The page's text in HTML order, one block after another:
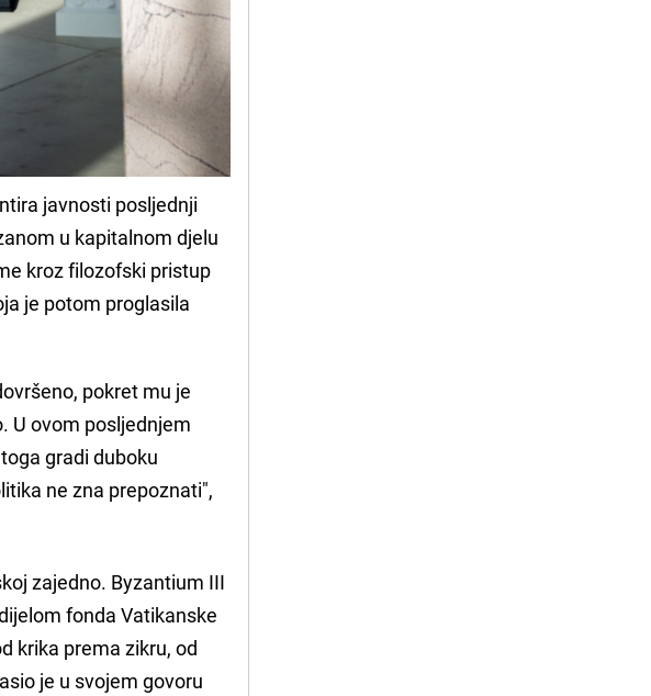
javnosti posljednji
u kapitalnom djelu
kroz filozofski pristup
je potom proglasila
pokret mu je
U ovom posljednjem
gradi duboku
ne zna prepoznati",
zajedno. Byzantium III
fonda Vatikanske
krika prema zikru, od
je u svojem govoru